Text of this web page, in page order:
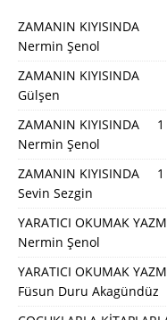
ZAMANIN KIYISINDA
Nermin Şenol
ZAMANIN KIYISINDA
Gülşen
ZAMANIN KIYISINDA 1
Nermin Şenol
ZAMANIN KIYISINDA 1
Sevin Sezgin
YARATICI OKUMAK
Nermin Şenol
YARATICI OKUMAK
Füsun Duru Akagündüz